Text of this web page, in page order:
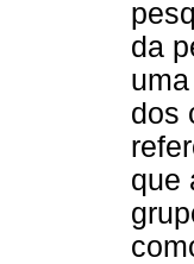
da
dos
que